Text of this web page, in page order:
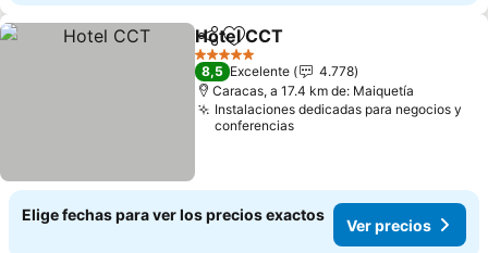
CompartirAgregar a favoritos
Hotel CCT
5 Estrellas
8,5 Excelente
4.778
Caracas, a 17.4 km de: Maiquetía
Instalaciones dedicadas para negocios y
conferencias
Elige fechas para ver los precios exactos
Ver precios